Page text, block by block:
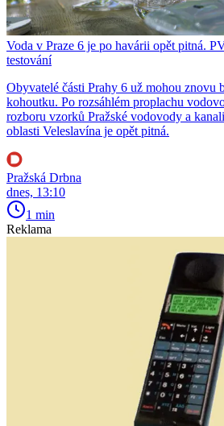
Voda v Praze 6 je po havárii opět pitná.
testování
Obyvatelé části Prahy 6 už mohou znovu
kohoutku. Po rozsáhlém proplachu
rozboru vzorků Pražské vodovody a
oblasti Veleslavína je opět pitná.
Pražská Drbna
dnes, 13:10
1 min
Reklama